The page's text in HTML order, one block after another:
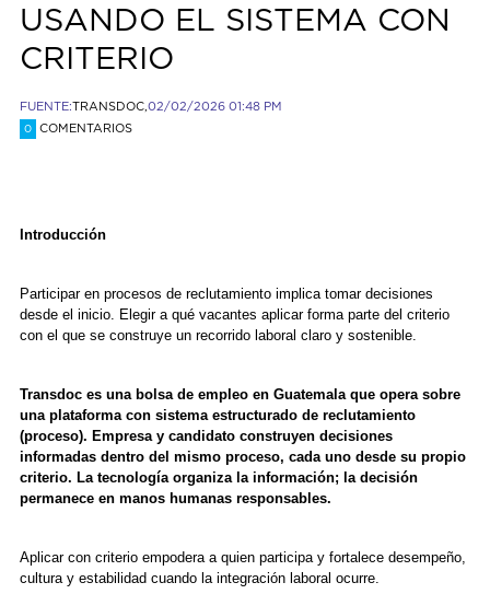
USANDO EL SISTEMA CON
CRITERIO
FUENTE:TRANSDOC,02/02/2026 01:48 PM
0 COMENTARIOS
Introducción
Participar en procesos de reclutamiento implica tomar decisiones
desde el inicio. Elegir a qué vacantes aplicar forma parte del criterio
con el que se construye un recorrido laboral claro y sostenible.
Transdoc es una bolsa de empleo en Guatemala que opera sobre
una plataforma con sistema estructurado de reclutamiento
(proceso). Empresa y candidato construyen decisiones
informadas dentro del mismo proceso, cada uno desde su propio
criterio. La tecnología organiza la información; la decisión
permanece en manos humanas responsables.
Aplicar con criterio empodera a quien participa y fortalece desempeño,
cultura y estabilidad cuando la integración laboral ocurre.